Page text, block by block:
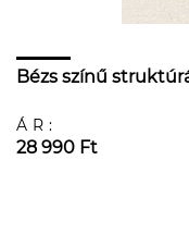
Bézs színű
ÁR:
28 990 Ft